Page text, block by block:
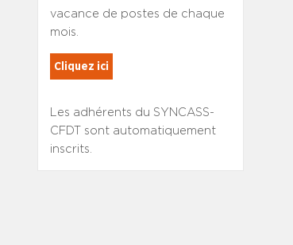
vacance de postes de chaque
mois.
Cliquez ici
Les adhérents du SYNCASS-
CFDT sont automatiquement
inscrits.